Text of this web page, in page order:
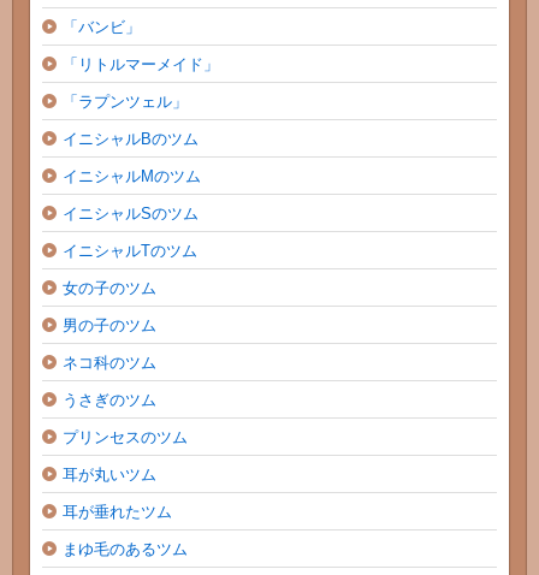
「バンビ」
「リトルマーメイド」
「ラプンツェル」
イニシャルBのツム
イニシャルMのツム
イニシャルSのツム
イニシャルTのツム
女の子のツム
男の子のツム
ネコ科のツム
うさぎのツム
プリンセスのツム
耳が丸いツム
耳が垂れたツム
まゆ毛のあるツム